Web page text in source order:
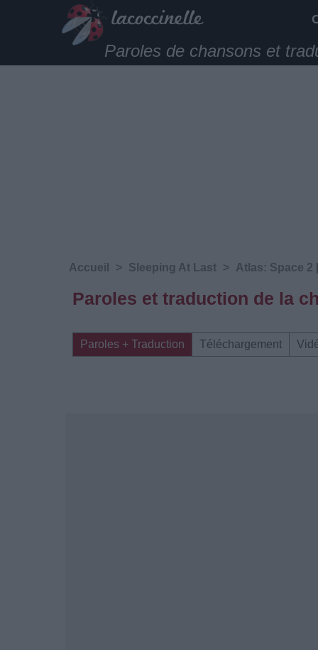
Paroles de chansons et
Accueil > Sleeping At Last > Atlas: Space 2
Paroles et traduction de la
Paroles + Traduction Téléchargement